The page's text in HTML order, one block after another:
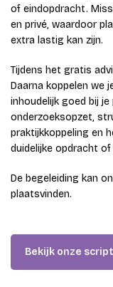
of eindopdracht.
en privé, waardoor
extra lastig kan zijn.
Tijdens het gratis
Daarna koppelen we
inhoudelijk goed bij
onderzoeksopzet,
praktijkkoppeling en
duidelijke opdracht
De begeleiding kan
plaatsvinden.
Bekijk onze